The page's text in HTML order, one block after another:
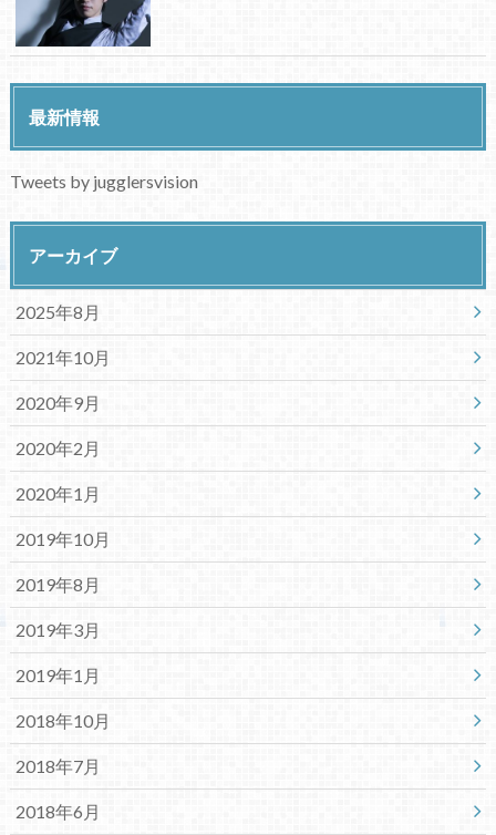
最新情報
Tweets by jugglersvision
アーカイブ
2025年8月
2021年10月
2020年9月
2020年2月
2020年1月
2019年10月
2019年8月
2019年3月
2019年1月
2018年10月
2018年7月
2018年6月